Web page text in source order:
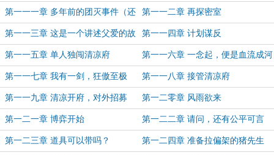
挽狂澜？
第一一一章 多年前的团灭事件（还
更）
第一一二章 再探密室
第一一三章 这是一个讲述父爱的故
事
第一一四章 计划谋反
第一一五章 单人独闯清凉府 第一一六章 一念起，便是血流成河
第一一七章 我有一剑，狂傲至极 第一一八章 接管清凉府
第一一九章 清凉开府，对外招募 第一二零章 风雨欲来
第一二一章 博弈开始 第一二二章 请问，还有公平可言
吗？
第一二三章 道具可以带吗？ 第一二四章 准备拉偏架的猪先生